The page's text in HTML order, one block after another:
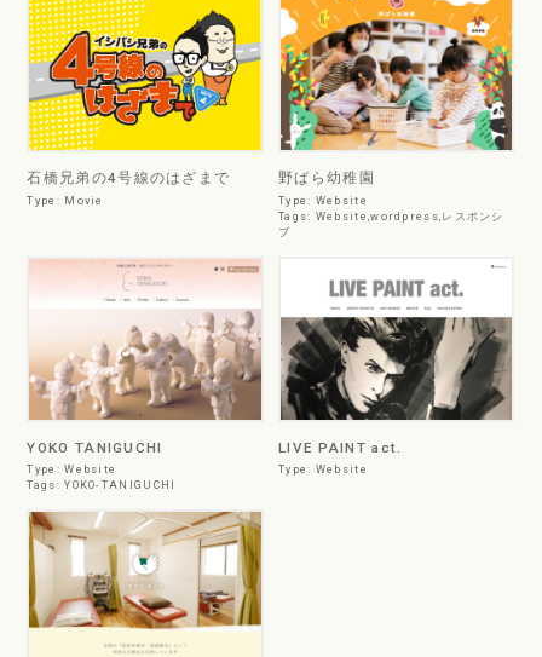
石橋兄弟の4号線のはざまで
Type: Movie
野ばら幼稚園
Type: Website
Tags: Website ,wordpress レスポンシ
ブ
YOKO TANIGUCHI
Type:Website
Tags:YOKO-TANIGUCHI
LIVE PAINT act.
Type: Website